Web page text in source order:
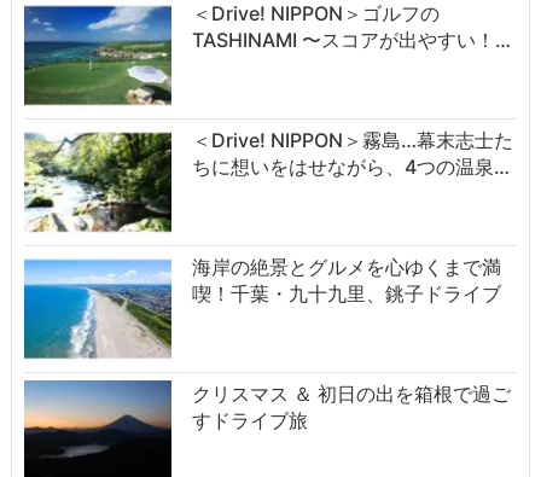
＜Drive! NIPPON＞ゴルフの
TASHINAMI 〜スコアが出やすい！…
＜Drive! NIPPON＞霧島…幕末志士た
ちに想いをはせながら、4つの温泉…
海岸の絶景とグルメを心ゆくまで満
喫！千葉・九十九里、銚子ドライブ
クリスマス ＆ 初日の出を箱根で過ご
すドライブ旅